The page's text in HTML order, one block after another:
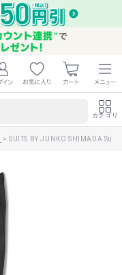
カテゴリ
>SUITS BY JUNKO SHIMADA